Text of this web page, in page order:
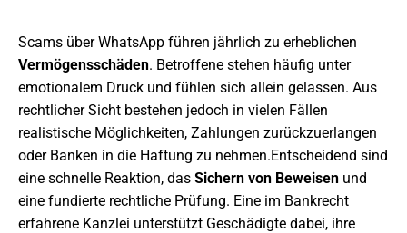
Scams über WhatsApp führen jährlich zu erheblichen
Vermögensschäden. Betroffene stehen häufig unter
emotionalem Druck und fühlen sich allein gelassen. Aus
rechtlicher Sicht bestehen jedoch in vielen Fällen
realistische Möglichkeiten, Zahlungen zurückzuerlangen
oder Banken in die Haftung zu nehmen.Entscheidend sind
eine schnelle Reaktion, das Sichern von Beweisen und
eine fundierte rechtliche Prüfung. Eine im Bankrecht
erfahrene Kanzlei unterstützt Geschädigte dabei, ihre